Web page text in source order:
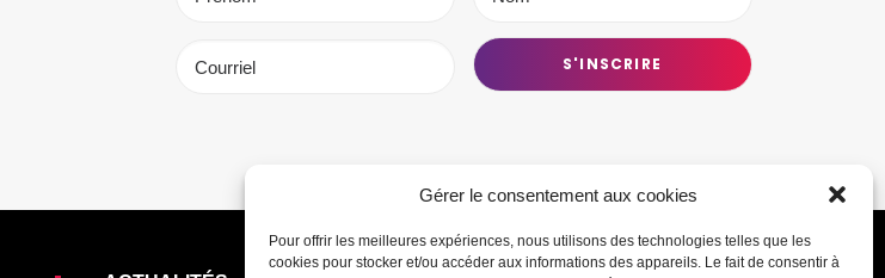
Gérer le consentement aux cookies
Pour offrir les meilleures expériences, nous utilisons des technologies telles que les
cookies pour stocker et/ou accéder aux informations des appareils. Le fait de consentir à